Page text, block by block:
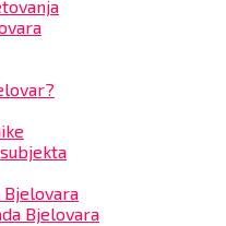
Bjelovara
Bjelovara